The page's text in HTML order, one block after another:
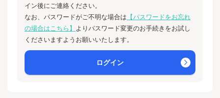
イン後にご連絡ください。
なお、パスワードがご不明な場合は 【パスワードをお忘れ
の場合はこちら】 よりパスワード変更のお手続きをお試し
くださいますようお願いいたします。
ログイン